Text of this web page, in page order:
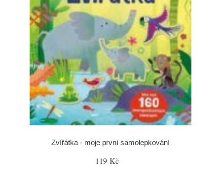
Zvířátka - moje první samolepkování
119 Kč